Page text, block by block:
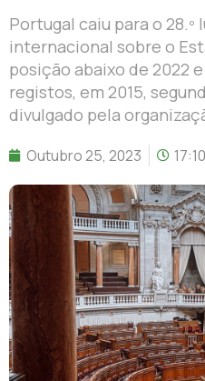
Portugal caiu para o 28.º
internacional sobre o
posição abaixo de 2022
registos, em 2015,
divulgado pela
Outubro 25, 2023 17:10